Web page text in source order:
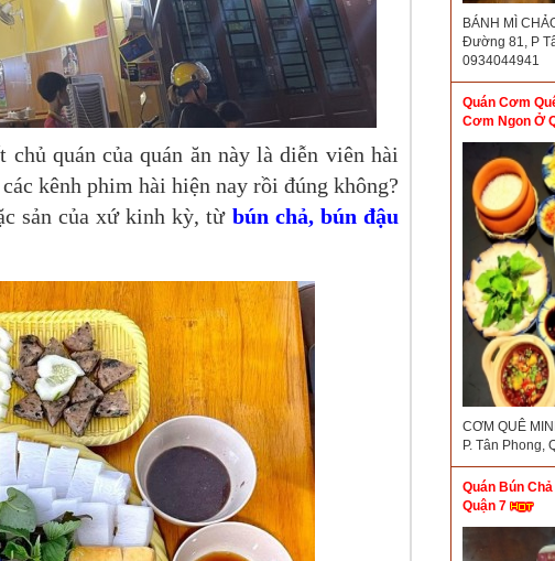
quán của quán ăn này là diễn viên hài
kênh phim hài hiện nay rồi đúng không?
sản của xứ kinh kỳ, từ bún chả, bún đậu
BÁNH MÌ
Đường 81, P
0934044941
Quán Cơm
Cơm Ngon Ở
CƠM QUÊ
P. Tân Phong,
Quán Bún
Quận 7